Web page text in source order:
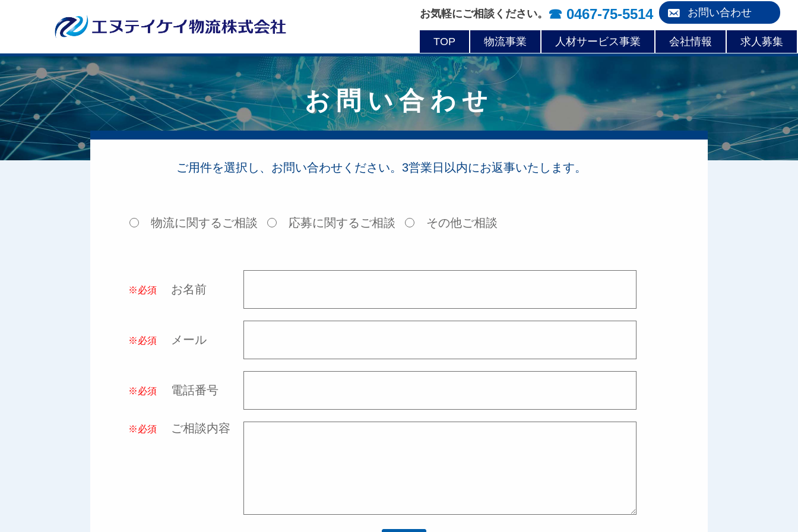
お気軽にご相談ください。 ☎︎ 0467-75-5514 お問い合わせ
TOP 物流事業 人材サービス事業 会社情報 求人募集
お問い合わせ
ご用件を選択し、お問い合わせください。3営業日以内にお返事いたします。
物流に関するご相談 応募に関するご相談 その他ご相談
※必須 お名前
※必須 メール
※必須 電話番号
※必須 ご相談内容